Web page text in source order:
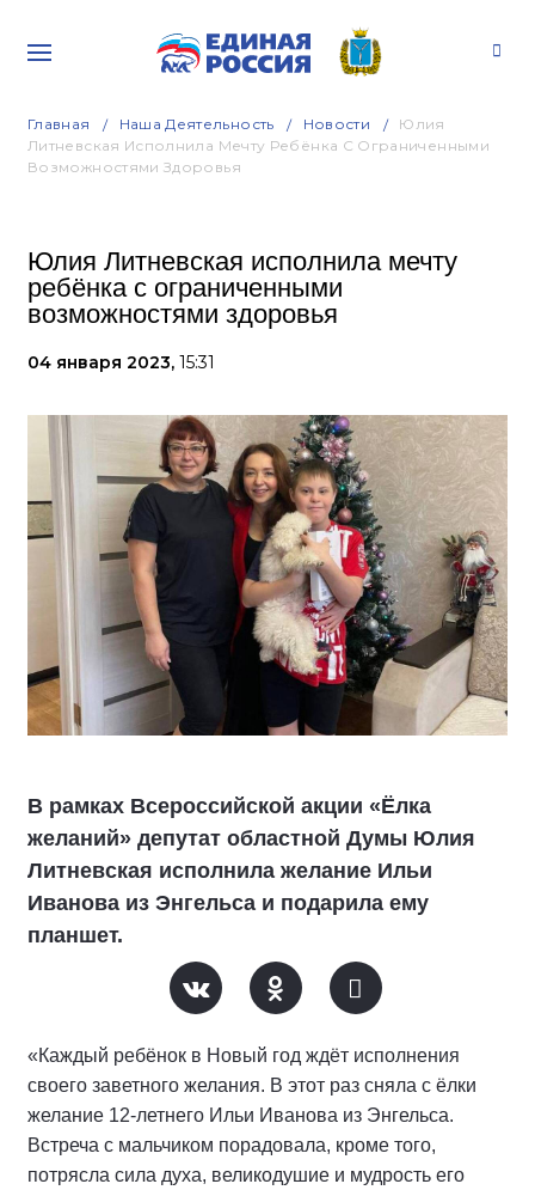
Главная Наша Деятельность Новости
Юлия
Литневская Исполнила Мечту Ребёнка С Ограниченными
Возможностями Здоровья
Юлия Литневская исполнила мечту
ребёнка с ограниченными
возможностями здоровья
04 января 2023, 15:31
В рамках Всероссийской акции «Ёлка
желаний» депутат областной Думы Юлия
Литневская исполнила желание Ильи
Иванова из Энгельса и подарила ему
планшет.
«Каждый ребёнок в Новый год ждёт исполнения
своего заветного желания. В этот раз сняла с ёлки
желание 12-летнего Ильи Иванова из Энгельса.
Встреча с мальчиком порадовала, кроме того,
потрясла сила духа, великодушие и мудрость его